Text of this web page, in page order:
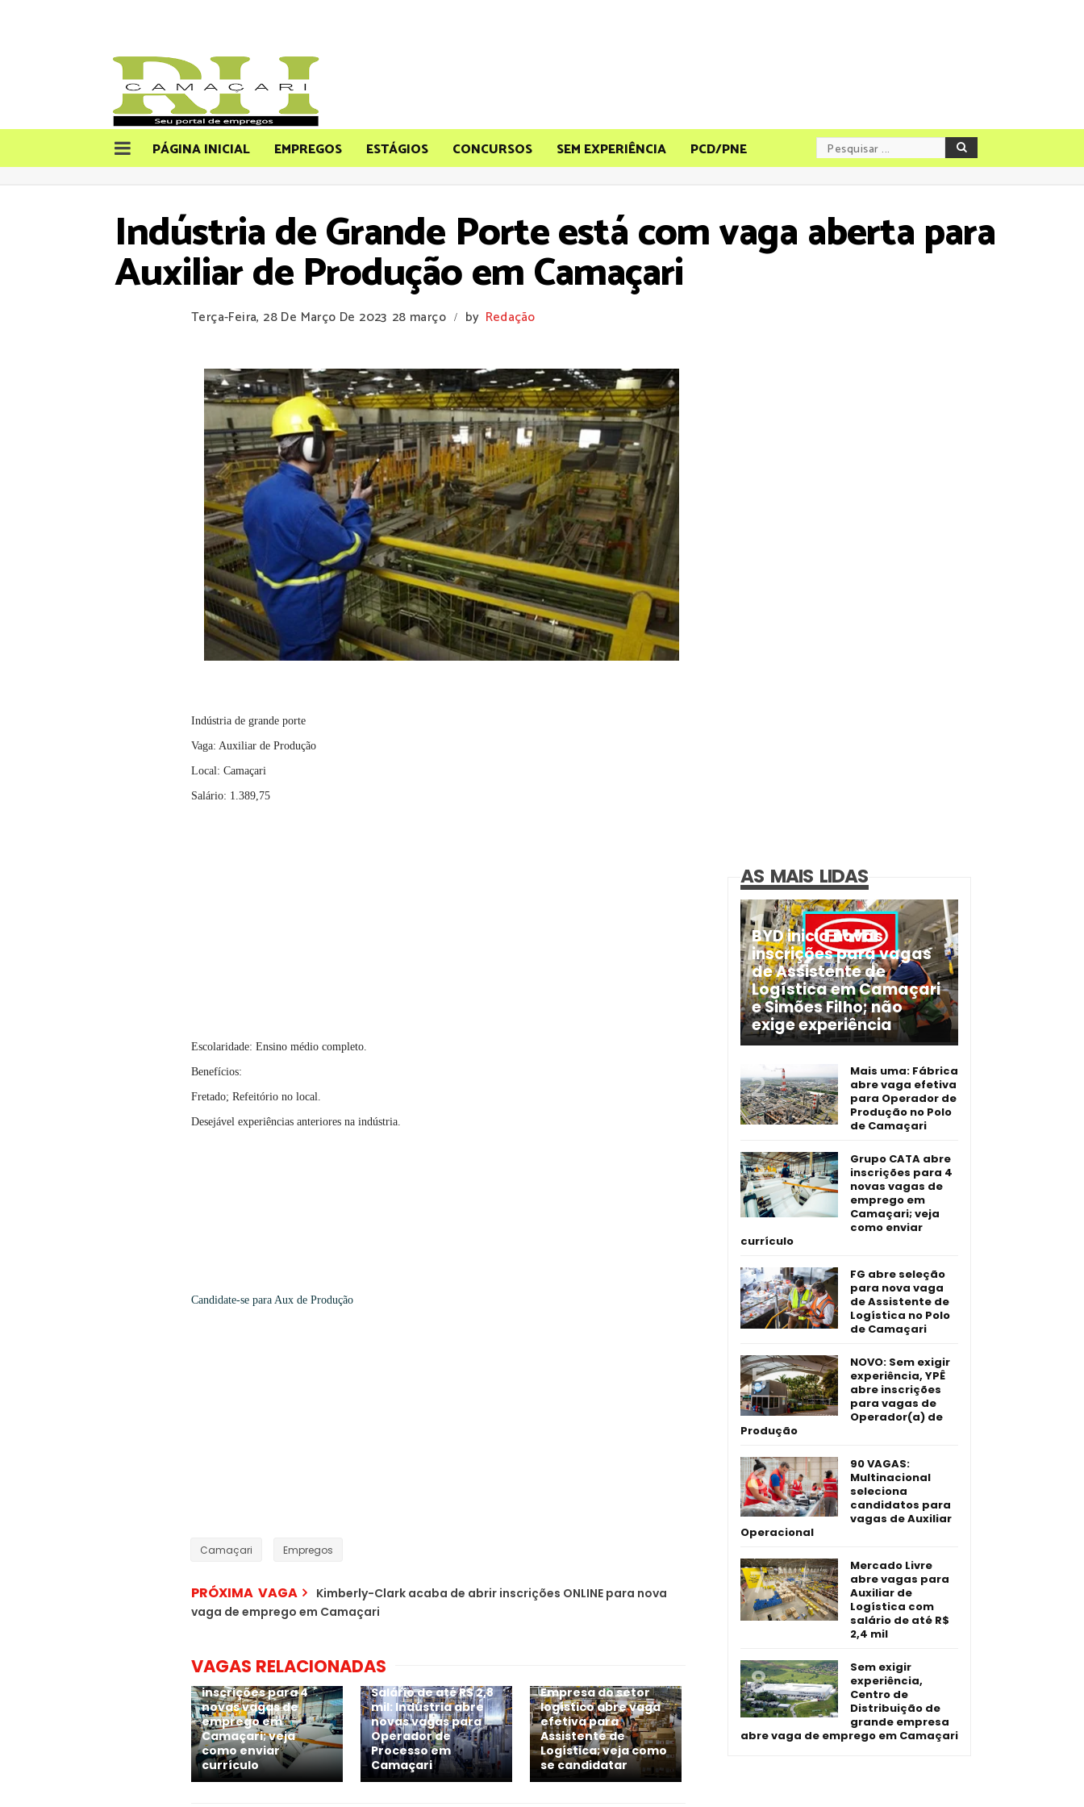
PÁGINA INICIAL EMPREGOS ESTÁGIOS CONCURSOS SEM EXPERIÊNCIA PCD/PNE
Indústria de Grande Porte está com vaga aberta para
Auxiliar de Produção em Camaçari
Terça-Feira, 28 De Março De 2023 28 março / by Redação
Indústria de grande porte
Vaga: Auxiliar de Produção
Local: Camaçari
Salário: 1.389,75
Escolaridade: Ensino médio completo.
Benefícios:
Fretado; Refeitório no local.
Desejável experiências anteriores na indústria.
Candidate-se para Aux de Produção
Camaçari Empregos
PRÓXIMA VAGA
Kimberly-Clark acaba de abrir inscrições ONLINE para nova
vaga de emprego em Camaçari
VAGAS RELACIONADAS
inscrições para 4
novas vagas de
emprego em
Camaçari; veja
como enviar
currículo
Salário de até R$ 2,8
mil: Indústria abre
novas vagas para
Operador de
Processo em
Camaçari
Empresa do setor
logístico abre vaga
efetiva para
Assistente de
Logística; veja como
se candidatar
AS MAIS LIDAS
BYD inicia novas
inscrições para vagas
de Assistente de
Logística em Camaçari
e Simões Filho; não
exige experiência
Mais uma: Fábrica
abre vaga efetiva
para Operador de
Produção no Polo
de Camaçari
Grupo CATA abre
inscrições para 4
novas vagas de
emprego em
Camaçari; veja
como enviar
currículo
FG abre seleção
para nova vaga
de Assistente de
Logística no Polo
de Camaçari
NOVO: Sem exigir
experiência, YPÊ
abre inscrições
para vagas de
Operador(a) de
Produção
90 VAGAS:
Multinacional
seleciona
candidatos para
vagas de Auxiliar
Operacional
Mercado Livre
abre vagas para
Auxiliar de
Logística com
salário de até R$
2,4 mil
Sem exigir
experiência,
Centro de
Distribuição de
grande empresa
abre vaga de emprego em Camaçari